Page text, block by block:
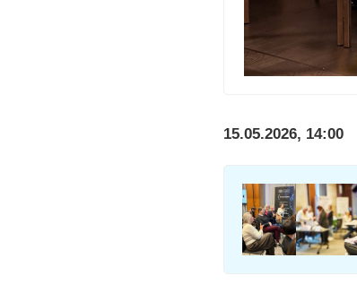
15.05.2026, 14:00